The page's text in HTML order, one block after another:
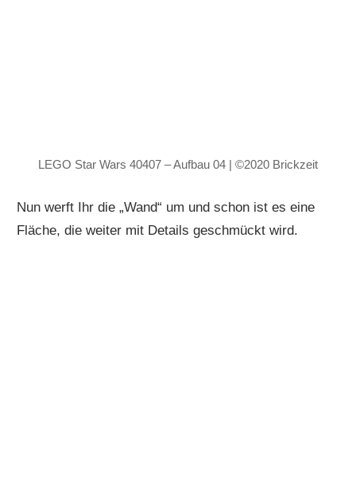
LEGO Star Wars 40407 – Aufbau 04 | ©2020 Brickzeit
Nun werft Ihr die „Wand“ um und schon ist es eine
Fläche, die weiter mit Details geschmückt wird.